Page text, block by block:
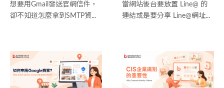
想要用Gmail發送官網信件，
卻不知道怎麼拿到SMTP資...
當網站後台要放置 Line@ 的
連結或是要分享 Line@網址...